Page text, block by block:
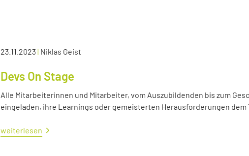
23.11.2023| Niklas Geist
Devs On Stage
Alle Mitarbeiterinnen und Mitarbeiter, vom Auszubildenden bis zum
eingeladen, ihre Learnings oder gemeisterten Herausforderungen dem
weiterlesen